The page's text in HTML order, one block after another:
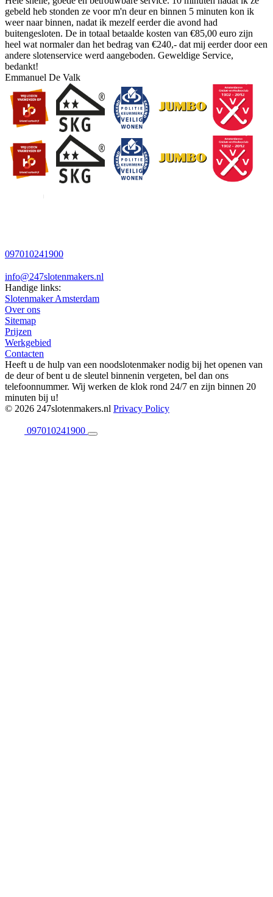
gebeld heb stonden ze voor m'n deur en binnen 5 minuten kon ik
weer naar binnen, nadat ik mezelf eerder die avond had
buitengesloten. De in totaal betaalde kosten van €85,00 euro zijn
heel wat normaler dan het bedrag van €240,- dat mij eerder door een
andere slotenservice werd aangeboden. Geweldige Service,
bedankt!
Emmanuel De Valk
097010241900
info@247slotenmakers.nl
Handige links:
Slotenmaker Amsterdam
Over ons
Sitemap
Prijzen
Werkgebied
Contacten
Heeft u de hulp van een noodslotenmaker nodig bij het openen van
de deur of bent u de sleutel binnenin vergeten, bel dan ons
telefoonnummer. Wij werken de klok rond 24/7 en zijn binnen 20
minuten bij u!
© 2026 247slotenmakers.nl Privacy Policy
097010241900